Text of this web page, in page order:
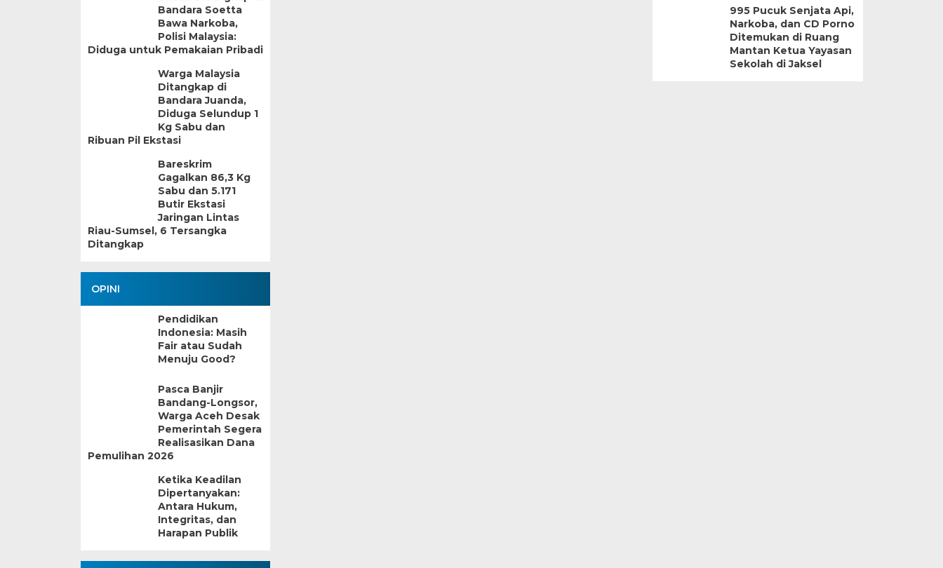
Bandara Soetta
Bawa Narkoba,
Polisi Malaysia:
Diduga untuk Pemakaian Pribadi
Warga Malaysia
Ditangkap di
Bandara Juanda,
Diduga Selundup 1
Kg Sabu dan
Ribuan Pil Ekstasi
Bareskrim
Gagalkan 86,3 Kg
Sabu dan 5.171
Butir Ekstasi
Jaringan Lintas
Riau-Sumsel, 6 Tersangka
Ditangkap
OPINI
Pendidikan
Indonesia: Masih
Fair atau Sudah
Menuju Good?
Pasca Banjir
Bandang-Longsor,
Warga Aceh Desak
Pemerintah Segera
Realisasikan Dana
Pemulihan 2026
Ketika Keadilan
Dipertanyakan:
Antara Hukum,
Integritas, dan
Harapan Publik
995 Pucuk Senjata Api,
Narkoba, dan CD Porno
Ditemukan di Ruang
Mantan Ketua Yayasan
Sekolah di Jaksel